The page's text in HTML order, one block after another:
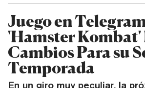
Juego en
'Hamster Kombat'
Cambios Para su
Temporada
En un giro muy peculiar, la